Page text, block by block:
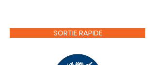
SORTIE RAPIDE